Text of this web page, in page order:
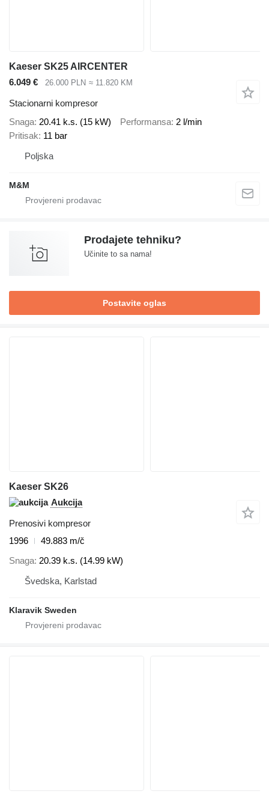
Kaeser SK25 AIRCENTER
6.049 €
26.000 PLN ≈ 11.820 KM
Stacionarni kompresor
Snaga 20.41 k.s. (15 kW) Performansa 2 l/min
Pritisak 11 bar
Poljska
M&M
Prodajete tehniku?
Učinite to sa nama!
Postavite oglas
Kaeser SK26
Aukcija
Prenosivi kompresor
1996
49.883 m/č
Snaga 20.39 k.s. (14.99 kW)
Švedska, Karlstad
Klaravik Sweden